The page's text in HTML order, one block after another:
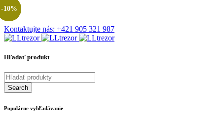
Kontaktujte nás: +421 905 321 987
Hľadať produkt
Populárne vyhľadávanie
-19%
-37%
-18%
-10%